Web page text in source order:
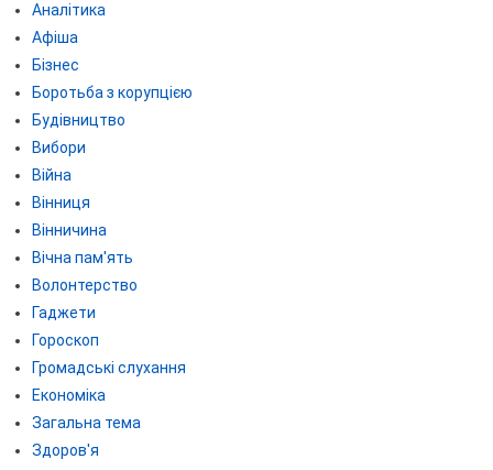
Аналітика
Афіша
Бізнес
Боротьба з корупцією
Будівництво
Вибори
Війна
Вінниця
Вінничина
Вічна пам'ять
Волонтерство
Гаджети
Гороскоп
Громадські слухання
Економіка
Загальна тема
Здоров'я